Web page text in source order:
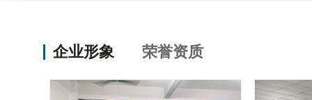
企业形象 荣誉资质